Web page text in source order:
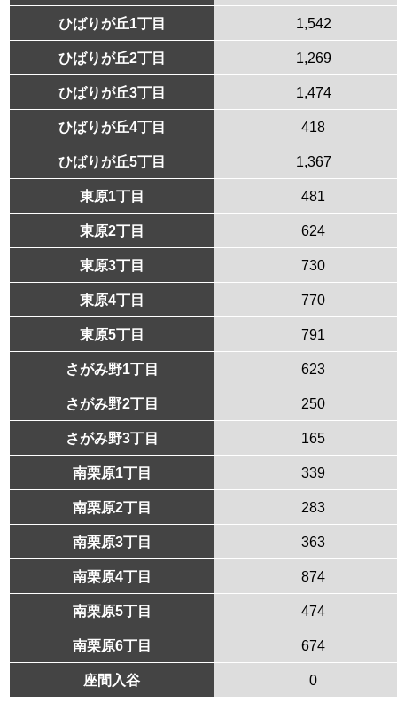
ひばりが丘1丁目 1,542
ひばりが丘2丁目 1,269
ひばりが丘3丁目 1,474
ひばりが丘4丁目 418
ひばりが丘5丁目 1,367
東原1丁目 481
東原2丁目 624
東原3丁目 730
東原4丁目 770
東原5丁目 791
さがみ野1丁目 623
さがみ野2丁目 250
さがみ野3丁目 165
南栗原1丁目 339
南栗原2丁目 283
南栗原3丁目 363
南栗原4丁目 874
南栗原5丁目 474
南栗原6丁目 674
座間入谷 0